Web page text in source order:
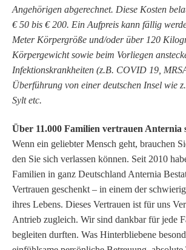
Angehörigen abgerechnet. Diese Kosten
€ 50 bis € 200. Ein Aufpreis kann fällig
Meter Körpergröße und/oder über 120
Körpergewicht sowie beim Vorliegen
Infektionskrankheiten (z.B. COVID 19,
Überführung von einer deutschen Insel wie
Sylt etc.
Über 11.000 Familien vertrauen Anternia
Wenn ein geliebter Mensch geht, brauchen
den Sie sich verlassen können. Seit 2010
Familien in ganz Deutschland Anternia
Vertrauen geschenkt – in einem der
ihres Lebens. Dieses Vertrauen ist für uns
Antrieb zugleich. Wir sind dankbar für jede
begleiten durften. Was Hinterbliebene